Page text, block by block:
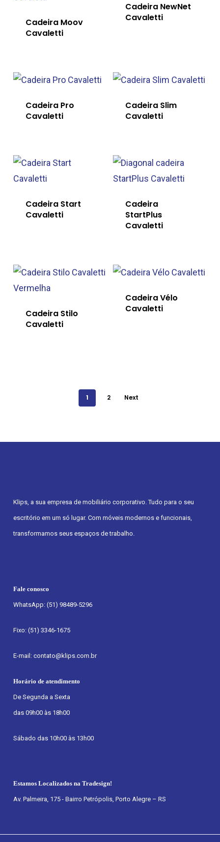
Cadeira Moov
Cavaletti
Cadeira NewNet
Cavaletti
Cadeira Pro
Cavaletti
Cadeira Slim
Cavaletti
Cadeira Start
Cavaletti
Cadeira
StartPlus
Cavaletti
Cadeira Stilo
Cavaletti
Cadeira Vélo
Cavaletti
1 2 Next
Klips, a sua empresa de mobiliário corporativo. Tudo para o seu
escritório em um só lugar. Com móveis modernos e funcionais,
transformamos seus espaços de trabalho.
Fale conosco
WhatsApp: (51) 98489-5296
Fixo: (51) 3346-1675
E-mail: contato@klips.com.br
Horário de atendimento
De Segunda a Sexta
das 09h00 às 18h00
Sábado das 10h00 às 13h00
Estamos Localizados na Tradesign!
Av. Palmeira, 175 - Bairro Petrópolis, Porto Alegre – RS